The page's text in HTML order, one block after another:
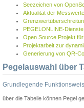
Seezeichen von
Aktualität der Messwerte
PEGELONLINE-Dienste
Open Source Projekt
Projektarbeit zur
Generierung von QR-
Pegelauswahl über
Grundlegende
über die Tabelle können Pegel